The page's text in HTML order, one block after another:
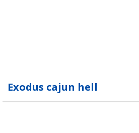
Exodus cajun hell